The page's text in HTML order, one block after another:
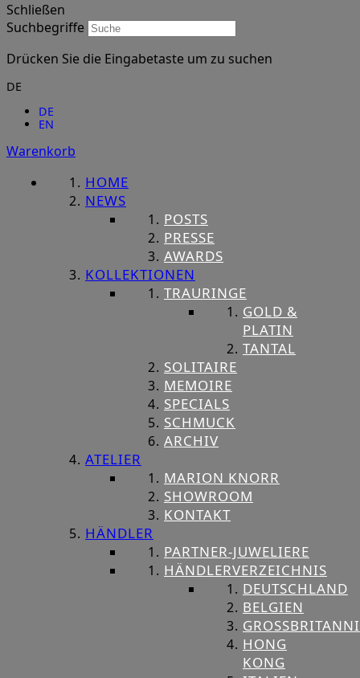
Schließen
Suchbegriffe
Drücken Sie die Eingabetaste um zu suchen
DE
DE
EN
Warenkorb
HOME
NEWS
POSTS
PRESSE
AWARDS
KOLLEKTIONEN
TRAURINGE
GOLD &
PLATIN
TANTAL
SOLITAIRE
MEMOIRE
SPECIALS
SCHMUCK
ARCHIV
ATELIER
MARION KNORR
SHOWROOM
KONTAKT
HÄNDLER
PARTNER-JUWELIERE
HÄNDLERVERZEICHNIS
DEUTSCHLAND
BELGIEN
HONG
KONG